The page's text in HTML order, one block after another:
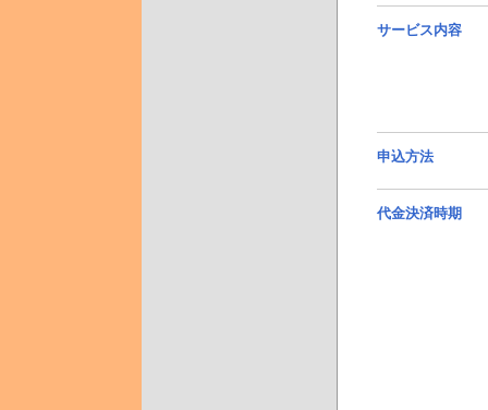
サービス内容
申込方法
代金決済時期